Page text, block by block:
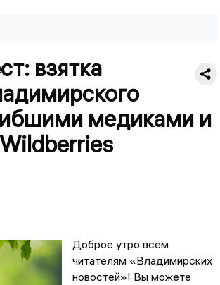
взятка
медиками и
Доброе утро всем
читателям «Владимирских
новостей»! Вы можете